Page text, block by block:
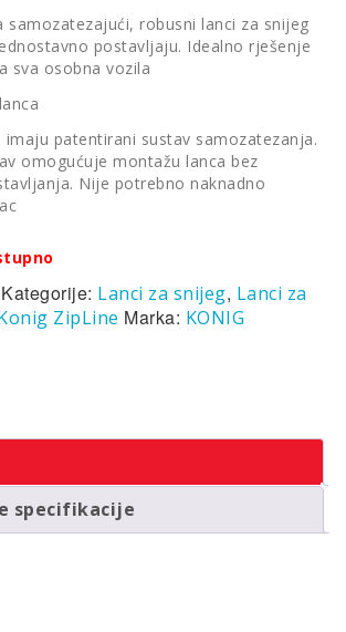
samozatezajući, robusni lanci za snijeg
postavljaju. Idealno rješenje
sva osobna vozila
imaju patentirani sustav samozatezanja.
omogućuje montažu lanca bez
Nije potrebno naknadno
Kategorije: Lanci za snijeg, Lanci za
ZipLine Marka: KONIG
specifikacije